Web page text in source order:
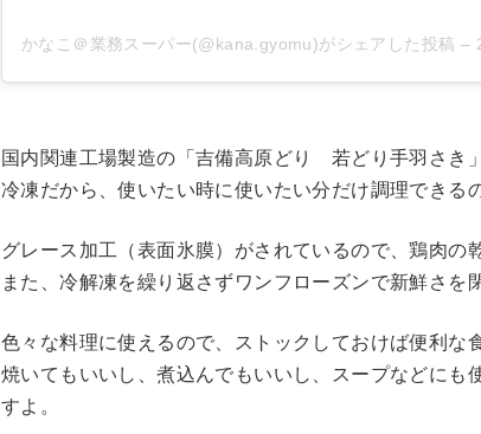
かなこ＠業務スーパー(@kana.gyomu)がシェアした投稿 –
国内関連工場製造の「吉備高原どり 若どり手羽さき」
冷凍だから、使いたい時に使いたい分だけ調理できる
グレース加工（表面氷膜）がされているので、鶏肉の
また、冷解凍を繰り返さずワンフローズンで新鮮さ
色々な料理に使えるので、ストックしておけば便利な
焼いてもいいし、煮込んでもいいし、スープなどに
すよ。